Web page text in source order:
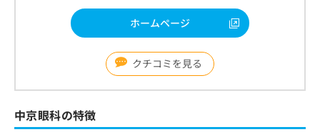
ホームページ
クチコミを見る
中京眼科の特徴